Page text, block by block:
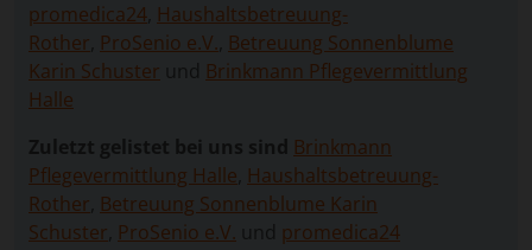
promedica24 Haushaltsbetreuung-
Rother ProSenio e.V. Betreuung Sonnenblume
Karin Schuster und Brinkmann Pflegevermittlung
Halle
Zuletzt gelistet bei uns sind Brinkmann
Pflegevermittlung Halle Haushaltsbetreuung-
Rother Betreuung Sonnenblume Karin
Schuster ProSenio e.V. und promedica24